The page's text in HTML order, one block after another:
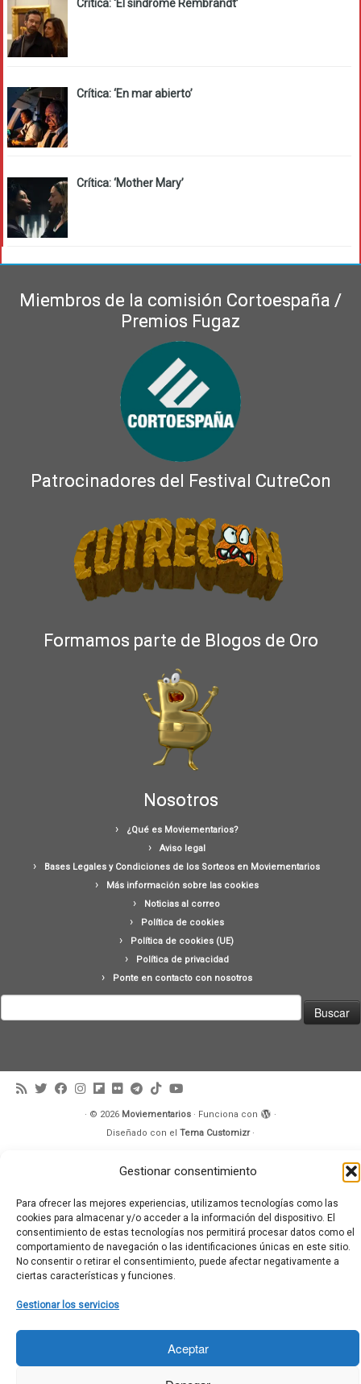
Gestionar consentimiento
Para ofrecer las mejores experiencias, utilizamos tecnologías como las
cookies para almacenar y/o acceder a la información del dispositivo. El
consentimiento de estas tecnologías nos permitirá procesar datos como el
comportamiento de navegación o las identificaciones únicas en este sitio.
No consentir o retirar el consentimiento, puede afectar negativamente a
ciertas características y funciones.
Gestionar los servicios
Aceptar
Crítica: ‘El síndrome Rembrandt’
Crítica: ‘En mar abierto’
Crítica: ‘Mother Mary’
Miembros de la comisión Cortoespaña /
Premios Fugaz
Patrocinadores del Festival CutreCon
Formamos parte de Blogos de Oro
Nosotros
¿Qué es Moviementarios?
Aviso legal
Bases Legales y Condiciones de los Sorteos en Moviementarios
Más información sobre las cookies
Noticias al correo
Política de cookies
Política de cookies (UE)
Política de privacidad
Ponte en contacto con nosotros
· © 2026 Moviementarios · Funciona con
·
Diseñado con el Tema Customizr·